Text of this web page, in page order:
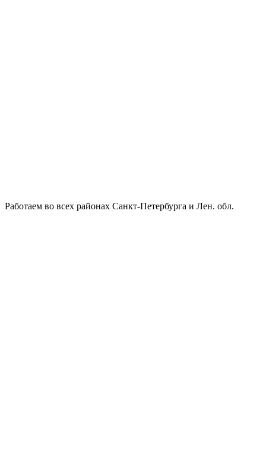
Работаем во всех районах Санкт-Петербурга и Лен. обл.